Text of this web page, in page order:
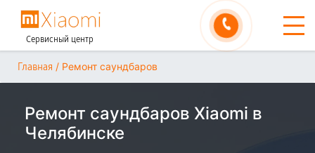
Сервисный центр
Главная / Ремонт саундбаров
Ремонт саундбаров Xiaomi в
Челябинске